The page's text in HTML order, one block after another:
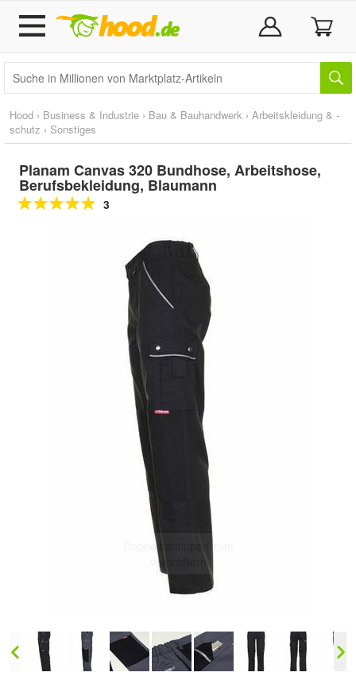
Hood › Business & Industrie › Bau & Bauhandwerk › Arbeitskleidung & -
schutz › Sonstiges
Planam Canvas 320 Bundhose, Arbeitshose,
Berufsbekleidung, Blaumann
3
Doppelt antippen zum
vergrößern